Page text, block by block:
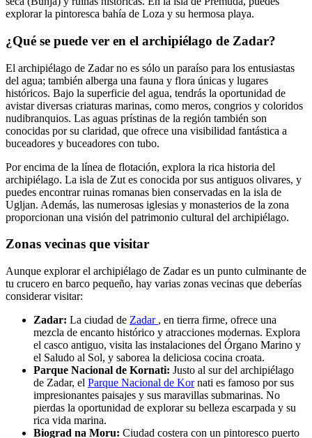
explorar la pintoresca bahía de Loza y su hermosa playa.
¿Qué se puede ver en el archipiélago de Zadar?
El archipiélago de Zadar no es sólo un paraíso para los entusiastas
del agua; también alberga una fauna y flora únicas y lugares
históricos. Bajo la superficie del agua, tendrás la oportunidad de
avistar diversas criaturas marinas, como meros, congrios y coloridos
nudibranquios. Las aguas prístinas de la región también son
conocidas por su claridad, que ofrece una visibilidad fantástica a
buceadores y buceadores con tubo.
Por encima de la línea de flotación, explora la rica historia del
archipiélago. La isla de Zut es conocida por sus antiguos olivares, y
puedes encontrar ruinas romanas bien conservadas en la isla de
Ugljan. Además, las numerosas iglesias y monasterios de la zona
proporcionan una visión del patrimonio cultural del archipiélago.
Zonas vecinas que visitar
Aunque explorar el archipiélago de Zadar es un punto culminante de
tu crucero en barco pequeño, hay varias zonas vecinas que deberías
considerar visitar:
Zadar: La ciudad de Zadar , en tierra firme, ofrece una
mezcla de encanto histórico y atracciones modernas. Explora
el casco antiguo, visita las instalaciones del Órgano Marino y
el Saludo al Sol, y saborea la deliciosa cocina croata.
Parque Nacional de Kornati: Justo al sur del archipiélago
de Zadar, el Parque Nacional de Kornati es famoso por sus
impresionantes paisajes y sus maravillas submarinas. No
pierdas la oportunidad de explorar su belleza escarpada y su
rica vida marina.
Biograd na Moru: Ciudad costera con un pintoresco puerto